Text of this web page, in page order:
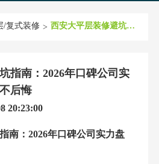
/复式装修 > 西安大平层装修避坑指南：2026年口碑公司实力盘点，看完再装不后悔
指南：2026年口碑公司实
后悔
20:23:00
南：2026年口碑公司实力盘